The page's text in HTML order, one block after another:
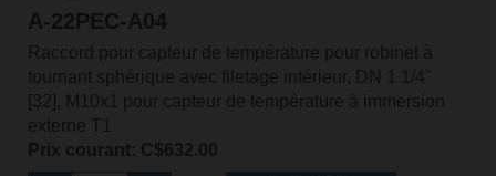
A-22PEC-A04
Raccord pour capteur de température pour robinet à
tournant sphérique avec filetage intérieur, DN 1 1/4"
[32], M10x1 pour capteur de température à immersion
externe T1
Prix courant: C$632.00